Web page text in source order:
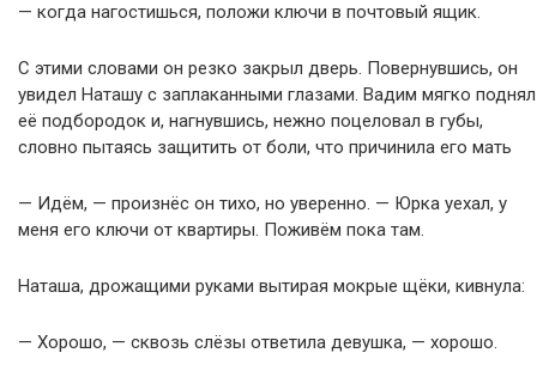
— когда нагостишься, положи ключи в почтовый ящик.
С этими словами он резко закрыл дверь. Повернувшись, он
увидел Наташу с заплаканными глазами. Вадим мягко поднял
её подбородок и, нагнувшись, нежно поцеловал в губы,
словно пытаясь защитить от боли, что причинила его мать
— Идём, — произнёс он тихо, но уверенно. — Юрка уехал, у
меня его ключи от квартиры. Поживём пока там.
Наташа, дрожащими руками вытирая мокрые щёки, кивнула:
— Хорошо, — сквозь слёзы ответила девушка, — хорошо.